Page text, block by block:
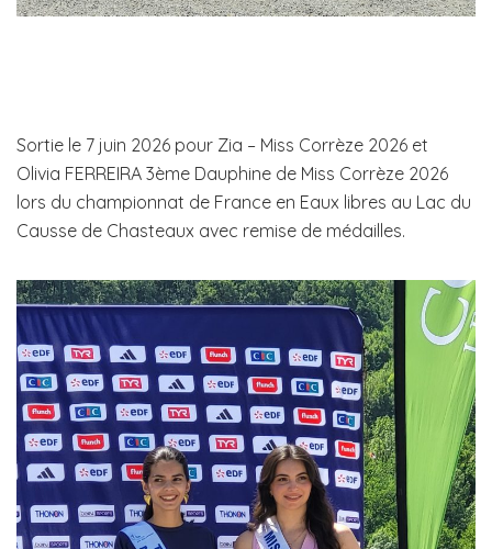
Sortie le 7 juin 2026 pour Zia – Miss Corrèze 2026 et
Olivia FERREIRA 3ème Dauphine de Miss Corrèze 2026
lors du championnat de France en Eaux libres au Lac du
Causse de Chasteaux avec remise de médailles.